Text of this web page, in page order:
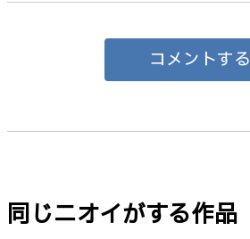
コメントする
同じニオイがする作品